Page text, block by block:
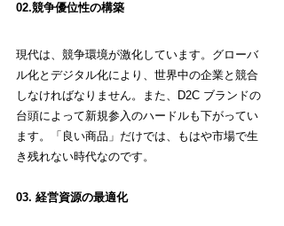
02.競争優位性の構築
現代は、競争環境が激化しています。グローバ
ル化とデジタル化により、世界中の企業と競合
しなければなりません。また、D2C ブランドの
台頭によって新規参入のハードルも下がってい
ます。「良い商品」だけでは、もはや市場で生
き残れない時代なのです。
03. 経営資源の最適化